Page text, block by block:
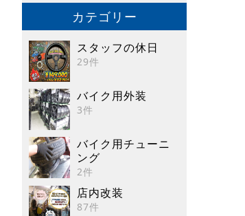
カテゴリー
スタッフの休日
29件
バイク用外装
3件
バイク用チューニ
ング
2件
店内改装
87件